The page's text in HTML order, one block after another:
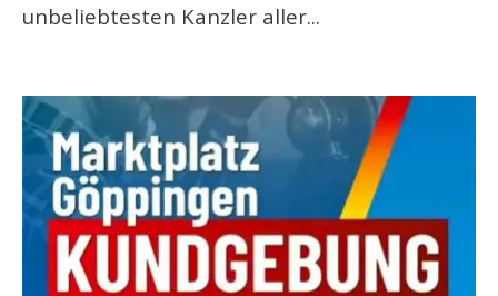
unbeliebtesten Kanzler aller...